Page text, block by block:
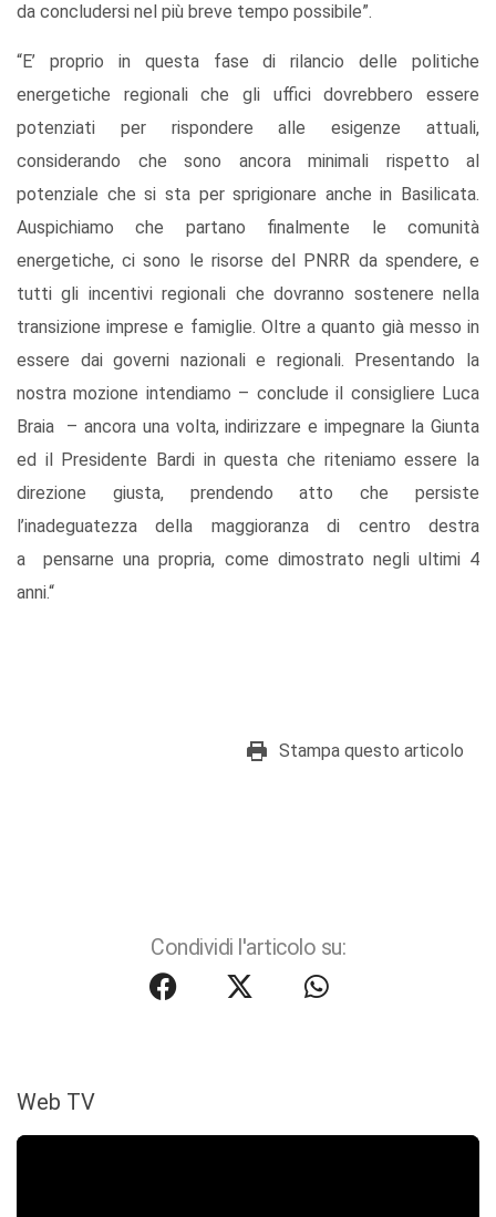
da concludersi nel più breve tempo possibile”.
“E’ proprio in questa fase di rilancio delle politiche
energetiche regionali che gli uffici dovrebbero essere
potenziati per rispondere alle esigenze attuali,
considerando che sono ancora minimali rispetto al
potenziale che si sta per sprigionare anche in Basilicata.
Auspichiamo che partano finalmente le comunità
energetiche, ci sono le risorse del PNRR da spendere, e
tutti gli incentivi regionali che dovranno sostenere nella
transizione imprese e famiglie. Oltre a quanto già messo in
essere dai governi nazionali e regionali. Presentando la
nostra mozione intendiamo – conclude il consigliere Luca
Braia – ancora una volta, indirizzare e impegnare la Giunta
ed il Presidente Bardi in questa che riteniamo essere la
direzione giusta, prendendo atto che persiste
l’inadeguatezza della maggioranza di centro destra
a pensarne una propria, come dimostrato negli ultimi 4
anni.“
Stampa questo articolo
Condividi l'articolo su:
Web TV